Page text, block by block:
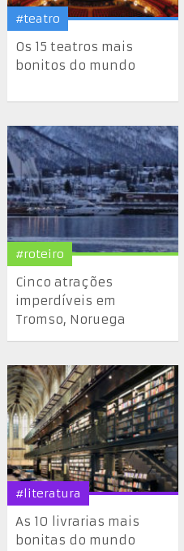
#teatro
Os 15 teatros mais
bonitos do mundo
#roteiro
Cinco atrações
imperdíveis em
Tromso, Noruega
#literatura
As 10 livrarias mais
bonitas do mundo